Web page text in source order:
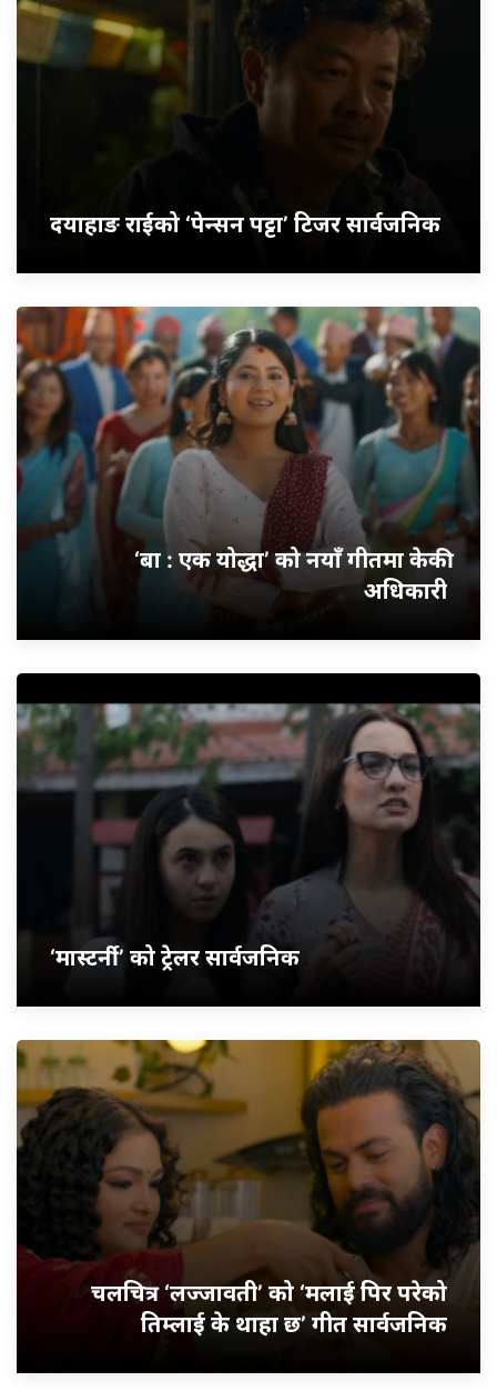
दयाहाङ राईको ‘पेन्सन पट्टा’ टिजर सार्वजनिक
‘बा : एक योद्धा’ को नयाँ गीतमा केकी
अधिकारी
‘मास्टर्नी’ को ट्रेलर सार्वजनिक
चलचित्र ‘लज्जावती’ को ‘मलाई पिर परेको
तिम्लाई के थाहा छ’ गीत सार्वजनिक